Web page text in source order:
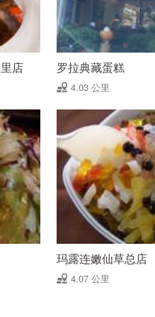
店 罗拉典藏蛋糕
4.03 公里
玛露连嫩仙草总店
4.07 公里